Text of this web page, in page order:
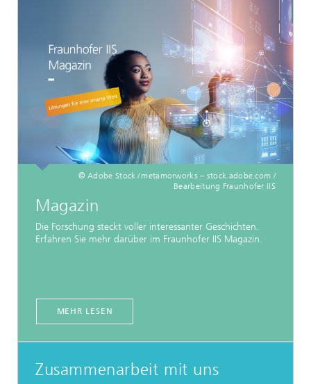
© Adobe Stock / metamorworks – stock.adobe.com /
Bearbeitung Fraunhofer IIS
Magazin
Die Forschung steckt voller interessanter Geschichten.
Erfahren Sie mehr darüber im Fraunhofer IIS Magazin.
MEHR LESEN
Zusammenarbeit mit uns